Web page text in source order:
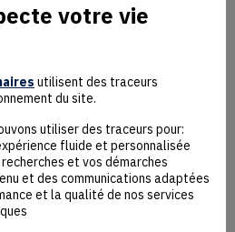
votre vie
utilisent des traceurs
du site.
utiliser des traceurs pour:
fluide et personnalisée
et vos démarches
et des communications adaptées
et la qualité de nos services